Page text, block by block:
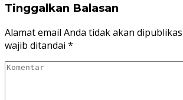
Tinggalkan Balasan
Alamat email Anda tidak akan
wajib ditandai *